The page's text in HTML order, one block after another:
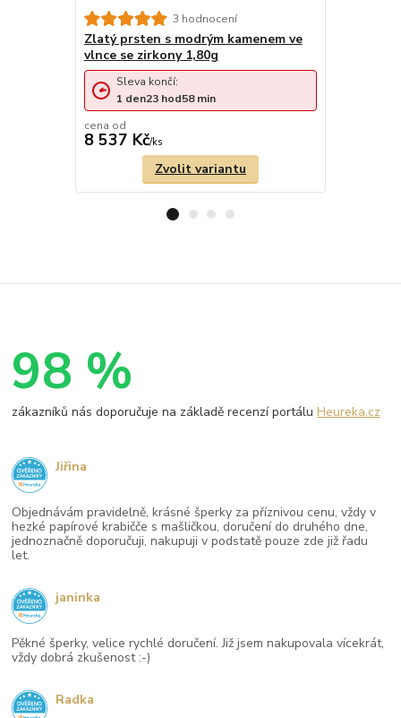
3 hodnocení
Zlatý prsten s modrým kamenem ve
vlnce se zirkony 1,80g
cena od
8 537 Kč/ks
Sleva končí:
1 den23 hod58min
Zvolit variantu
98 %
zákazníků nás doporučuje na základě recenzí portáluHeureka.cz
Objednávám pravidelně, krásné šperky za příznivou cenu, vždy v
hezké papírové krabičče s mašličkou, doručení do druhého dne,
jednoznačně doporučuji, nakupuji v podstatě pouze zde již řadu
let.
Jiřina
Pěkné šperky, velice rychlé doručení. Již jsem nakupovala vícekrát,
vždy dobrá zkušenost :-)
janinka
Radka